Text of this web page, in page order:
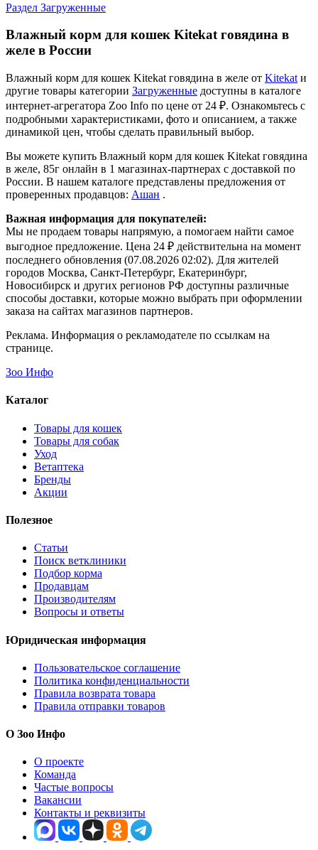
Раздел Загруженные
Влажный корм для кошек Kitekat говядина в
желе в России
Влажный корм для кошек Kitekat говядина в желе от Kitekat и
другие товары категории Загруженные доступны в каталоге
интернет-агрегатора Zoo Info по цене от 24 ₽. Ознакомьтесь с
подробными характеристиками, фото и описанием, а также
динамикой цен, чтобы сделать правильный выбор.
Вы можете купить Влажный корм для кошек Kitekat говядина
в желе, 85г онлайн в 1 магазинах-партнерах с доставкой по
России. В нашем каталоге представлены предложения от
проверенных продавцов: Ашан .
Важная информация для покупателей:
Мы не продаем товары напрямую, а помогаем найти самое
выгодное предложение. Цена 24 ₽ действительна на момент
последнего обновления (07.08.2026 02:02). Для жителей
городов Москва, Санкт-Петербург, Екатеринбург,
Новосибирск и других регионов РФ доступны различные
способы доставки, которые можно выбрать при оформлении
заказа на сайтах магазинов партнеров.
Реклама. Информация о рекламодателе по ссылкам на
странице.
Зоо Инфо
Каталог
Товары для кошек
Товары для собак
Уход
Ветаптека
Бренды
Акции
Полезное
Статьи
Поиск ветклиники
Подбор корма
Продавцам
Производителям
Вопросы и ответы
Юридическая информация
Пользовательское соглашение
Политика конфиденциальности
Правила возврата товара
Правила отправки товаров
О Зоо Инфо
О проекте
Команда
Частые вопросы
Вакансии
Контакты и реквизиты